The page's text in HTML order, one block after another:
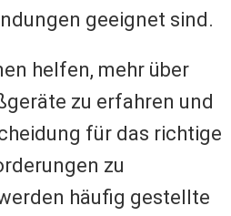
geeignet sind.
helfen, mehr über
zu erfahren und
für das richtige
zu
häufig gestellte